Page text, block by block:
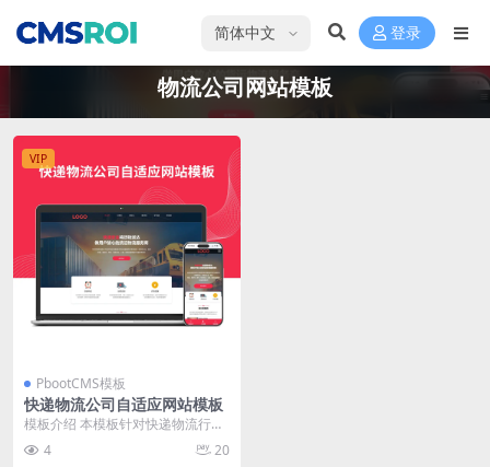
选择语言 登录
物流公司网站模板
VIP
PbootCMS模板
快递物流公司自适应网站模板
模板介绍 本模板针对快递物流行业
定制，结构清晰，内容分区明确，
首页突出服务优势与...
4 20